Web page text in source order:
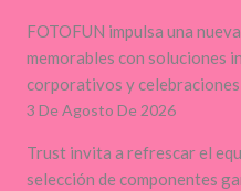
FOTOFUN impulsa una
memorables con soluciones
corporativos y
3 De Agosto De 2026
Trust invita a refrescar el
selección de componentes